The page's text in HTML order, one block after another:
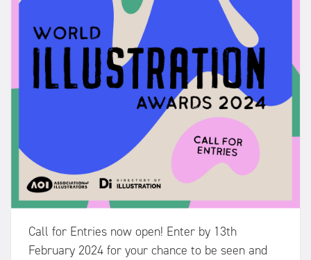
Call for Entries now open! Enter by 13th
February 2024 for your chance to be seen and